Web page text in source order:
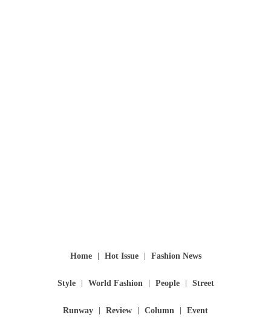
Home Hot Issue Fashion News
Style World Fashion People Street
Runway Review Column Event